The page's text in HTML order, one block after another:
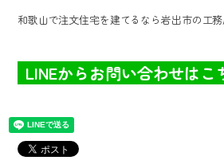
和歌山で注文住宅を建てるなら岩出市の工務
LINEからお問い合わせはこ